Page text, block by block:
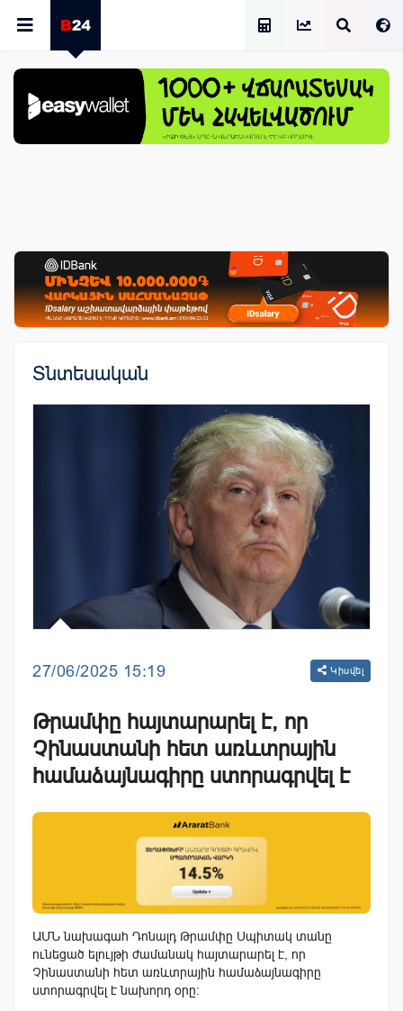
Տնտեսական
27/06/2025 15:19 Կիսվել
Թրամփը հայտարարել է, որ
Չինաստանի հետ առևտրային
համաձայնագիրը ստորագրվել է
ԱՄՆ նախագահ Դոնալդ Թրամփը Սպիտակ տանը
ունեցած ելույթի ժամանակ հայտարարել է, որ
Չինաստանի հետ առևտրային համաձայնագիրը
ստորագրվել է նախորդ օրը։